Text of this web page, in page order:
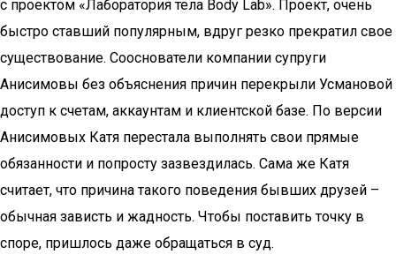
с проектом «Лаборатория тела Body Lab». Проект, очень
быстро ставший популярным, вдруг резко прекратил свое
существование. Сооснователи компании супруги
Анисимовы без объяснения причин перекрыли Усмановой
доступ к счетам, аккаунтам и клиентской базе. По версии
Анисимовых Катя перестала выполнять свои прямые
обязанности и попросту зазвездилась. Сама же Катя
считает, что причина такого поведения бывших друзей –
обычная зависть и жадность. Чтобы поставить точку в
споре, пришлось даже обращаться в суд.